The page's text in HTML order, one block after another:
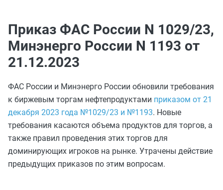
Приказ ФАС России N 1029/23,
Минэнерго России N 1193 от
21.12.2023
ФАС России и Минэнерго России обновили требования
к биржевым торгам нефтепродуктами приказом от 21
декабря 2023 года №1029/23 и №1193. Новые
требования касаются объема продуктов для торгов, а
также правил проведения этих торгов для
доминирующих игроков на рынке. Утрачены действие
предыдущих приказов по этим вопросам.